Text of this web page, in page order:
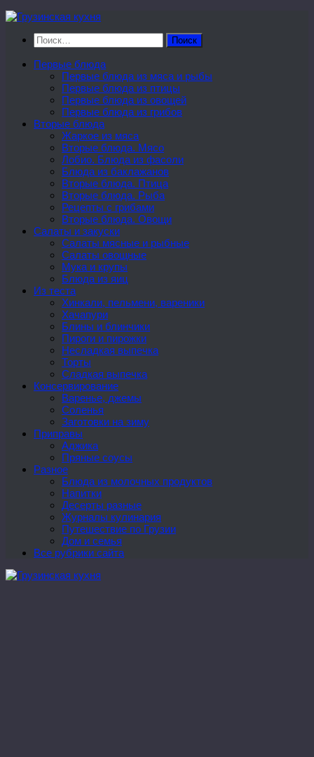
Перейти
содержимому
Найти:
Первые блюда
Первые блюда из мяса и рыбы
Первые блюда из птицы
Первые блюда из овощей
Первые блюда из грибов
Вторые блюда
Жаркое из мяса
Вторые блюда. Мясо
Лобио. Блюда из фасоли
Блюда из баклажанов
Вторые блюда. Птица
Вторые блюда. Рыба
Рецепты с грибами
Вторые блюда. Овощи
Салаты и закуски
Салаты мясные и рыбные
Салаты овощные
Мука и крупы
Блюда из яиц
Из теста
Хинкали, пельмени, вареники
Хачапури
Блины и блинчики
Пироги и пирожки
Несладкая выпечка
Торты
Сладкая выпечка
Консервирование
Варенье, джемы
Соленья
Заготовки на зиму
Приправы
Аджика
Пряные соусы
Разное
Блюда из молочных продуктов
Напитки
Десерты разные
Журналы кулинария
Путешествие по Грузии
Дом и семья
Все рубрики сайта